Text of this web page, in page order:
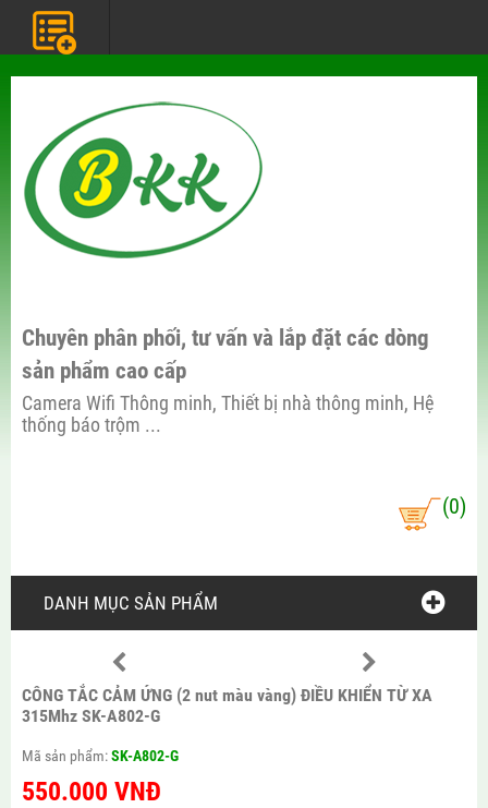
Chuyên phân phối, tư vấn và lắp đặt các dòng
sản phẩm cao cấp
Camera Wifi Thông minh, Thiết bị nhà thông minh, Hệ
thống báo trộm ...
(0)
DANH MỤC SẢN PHẨM
CÔNG TẮC CẢM ỨNG (2 nut màu vàng) ĐIỀU KHIỂN TỪ XA
315Mhz SK-A802-G
Mã sản phẩm:SK-A802-G
550.000 VNĐ